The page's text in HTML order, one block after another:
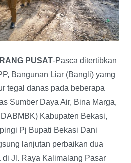
PUSAT-Pasca ditertibkan
Bangunan Liar (Bangli) yamg
tegal danas pada beberapa
Sumber Daya Air, Bina Marga,
Kabupaten Bekasi,
Pj Bupati Bekasi Dani
lanjutan perbaikan dua
di Jl. Raya Kalimalang Pasar